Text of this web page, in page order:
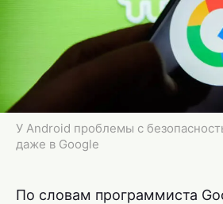
У Android проблемы с
даже в Google
По словам программиста